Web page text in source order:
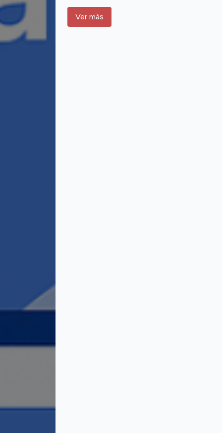
Ver más